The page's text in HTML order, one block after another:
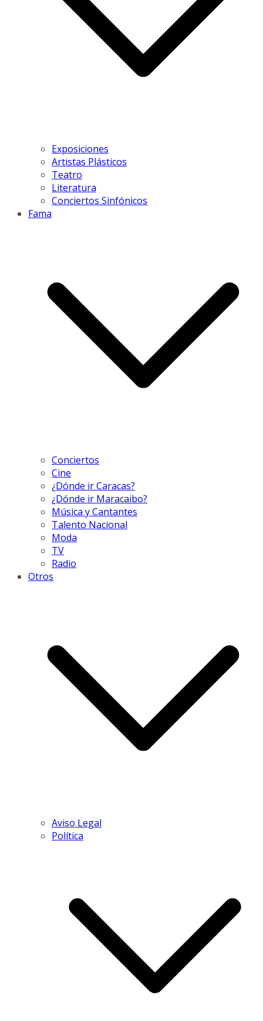
Exposiciones
Artistas Plásticos
Teatro
Literatura
Conciertos Sinfónicos
Fama
Conciertos
Cine
¿Dónde ir Caracas?
¿Dónde ir Maracaibo?
Música y Cantantes
Talento Nacional
Moda
TV
Radio
Otros
Aviso Legal
Política